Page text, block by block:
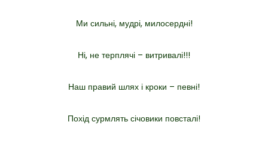
Ми сильні, мудрі, милосердні!
Ні, не терплячі – витривалі!!!
Наш правий шлях і кроки – певні!
Похід сурмлять січовики повсталі!